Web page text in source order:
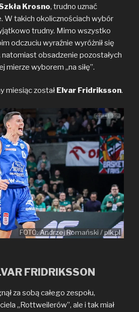
Krosno, trudno uznać
W takich okolicznościach wybór
trudny. Mimo wszystko
odczuciu wyraźnie wyróżnił się
natomiast obsadzenie pozostałych
mierze wyborem „na siłę”.
miesiąc został Elvar Fridriksson.
FOTO: Andrzej Romański / plk.pl
FRIDRIKSSON
za sobą całego zespołu,
„Rottweilerów”, ale i tak miał